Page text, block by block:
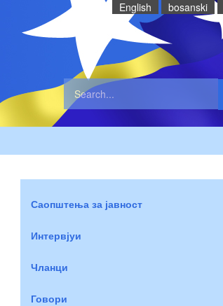
English bosanski
Саопштења за јавност
Интервјуи
Чланци
Говори